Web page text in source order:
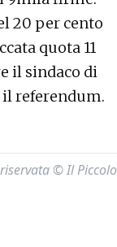
20 per cento
quota 11
il sindaco di
il referendum.
© Il Piccolo